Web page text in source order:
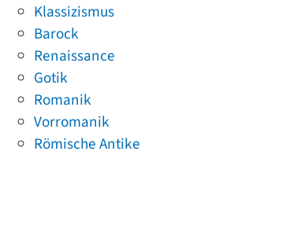
Klassizismus
Barock
Renaissance
Gotik
Romanik
Vorromanik
Römische Antike